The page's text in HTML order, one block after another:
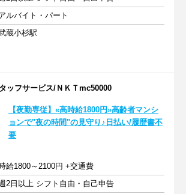
ルバイト・パート
蔵小杉駅
ッフサービス/ＮＫＴmc50000
【夜勤専従】«高時給1800円»高齢者マンシ
ョンで"夜の時間"の見守り♪日払い/履歴書不
要
給1800～2100円 +交通費
2日以上 シフト自由・自己申告